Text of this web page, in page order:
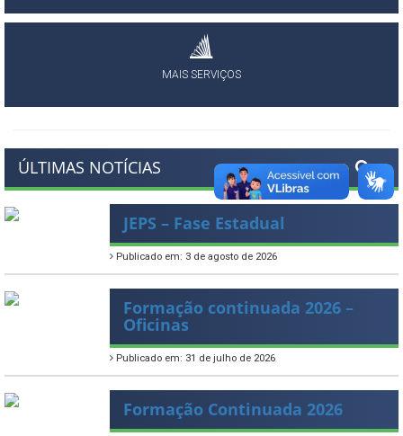
MAIS SERVIÇOS
ÚLTIMAS NOTÍCIAS
JEPS – Fase Estadual
Publicado em: 3 de agosto de 2026
Formação continuada 2026 –
Oficinas
Publicado em: 31 de julho de 2026
Formação Continuada 2026